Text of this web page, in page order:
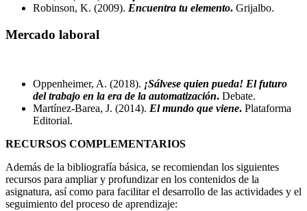
Robinson, K. (2009). Encuentra tu elemento. Grijalbo.
Mercado laboral
Oppenheimer, A. (2018). ¡Sálvese quien pueda! El futuro
del trabajo en la era de la automatización. Debate.
Martínez-Barea, J. (2014). El mundo que viene. Plataforma
Editorial.
RECURSOS COMPLEMENTARIOS
Además de la bibliografía básica, se recomiendan los siguientes
recursos para ampliar y profundizar en los contenidos de la
asignatura, así como para facilitar el desarrollo de las actividades y el
seguimiento del proceso de aprendizaje: